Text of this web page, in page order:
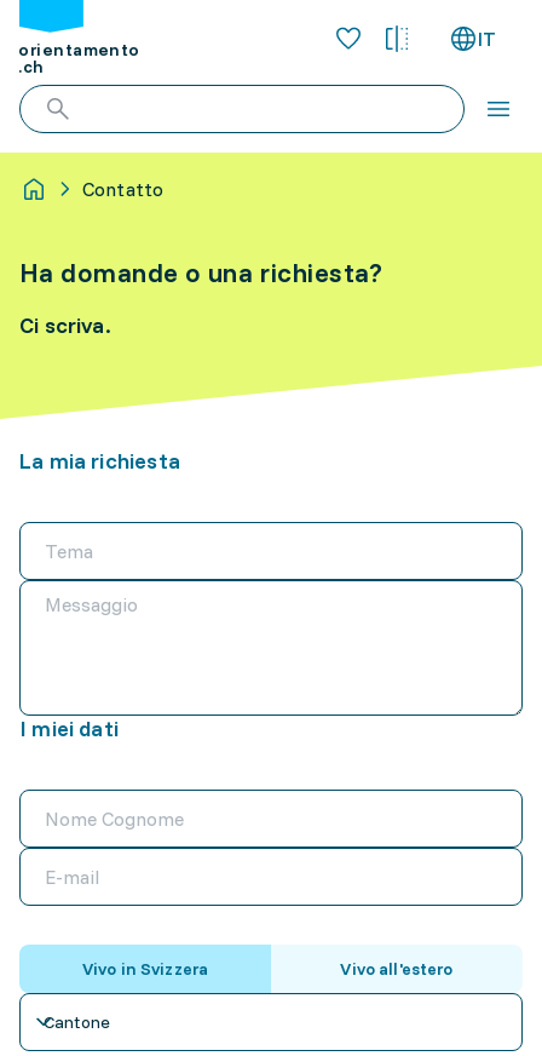
orientamento
.ch
IT
Contatto
Ha domande o una richiesta?
Ci scriva.
La mia richiesta
I miei dati
Vivo in Svizzera Vivo all'estero
Cantone